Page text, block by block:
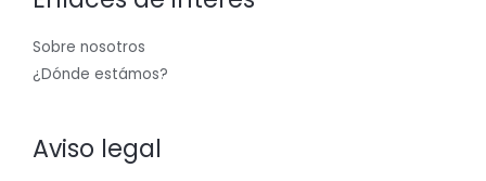
Sobre nosotros
¿Dónde estámos?
Aviso legal